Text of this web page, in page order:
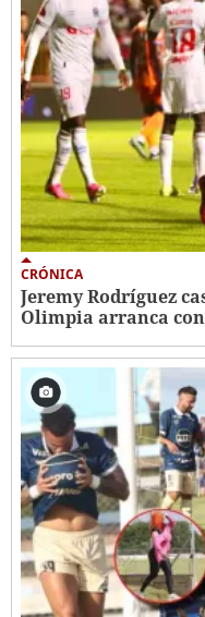
CRÓNICA
Jeremy Rodríguez
Olimpia arranca